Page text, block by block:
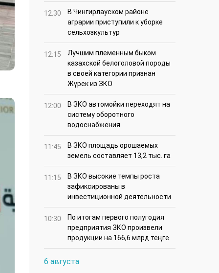
12:30
В Чингирлауском районе
аграрии приступили к уборке
сельхозкультур
12:15
Лучшим племенным быком
казахской белоголовой породы
в своей категории признан
Жүрек из ЗКО
12:00
В ЗКО автомойки переходят на
систему оборотного
водоснабжения
11:45
В ЗКО площадь орошаемых
земель составляет 13,2 тыс. га
11:15
В ЗКО высокие темпы роста
зафиксированы в
инвестиционной деятельности
10:30
По итогам первого полугодия
предприятия ЗКО произвели
продукции на 166,6 млрд теңге
6 августа